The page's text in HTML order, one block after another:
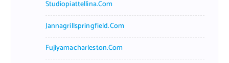
Studiopiattellina.com
Jannagrillspringfield.com
Fujiyamacharleston.com